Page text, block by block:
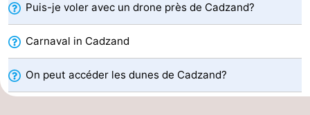
Bad
Bad
Strand
Resort
Nieuwvliet-
-
Waterdunen
-
Zonneweelde
-
Puis-je voler avec un drone près de Cadzand?
Carnaval in Cadzand
On peut accéder les dunes de Cadzand?